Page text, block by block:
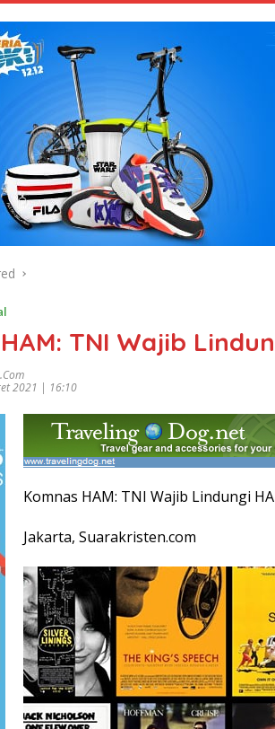
TNI Wajib
2021 | 16:10
Komnas HAM: TNI Wajib Lindungi
Jakarta, Suarakristen.com